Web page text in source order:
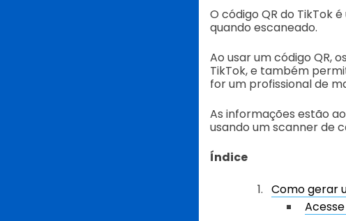
O código QR do TikTok
quando escaneado.
Ao usar um código QR,
TikTok, e também
for um profissional de
As informações estão
usando um scanner de
Índice
Como gerar